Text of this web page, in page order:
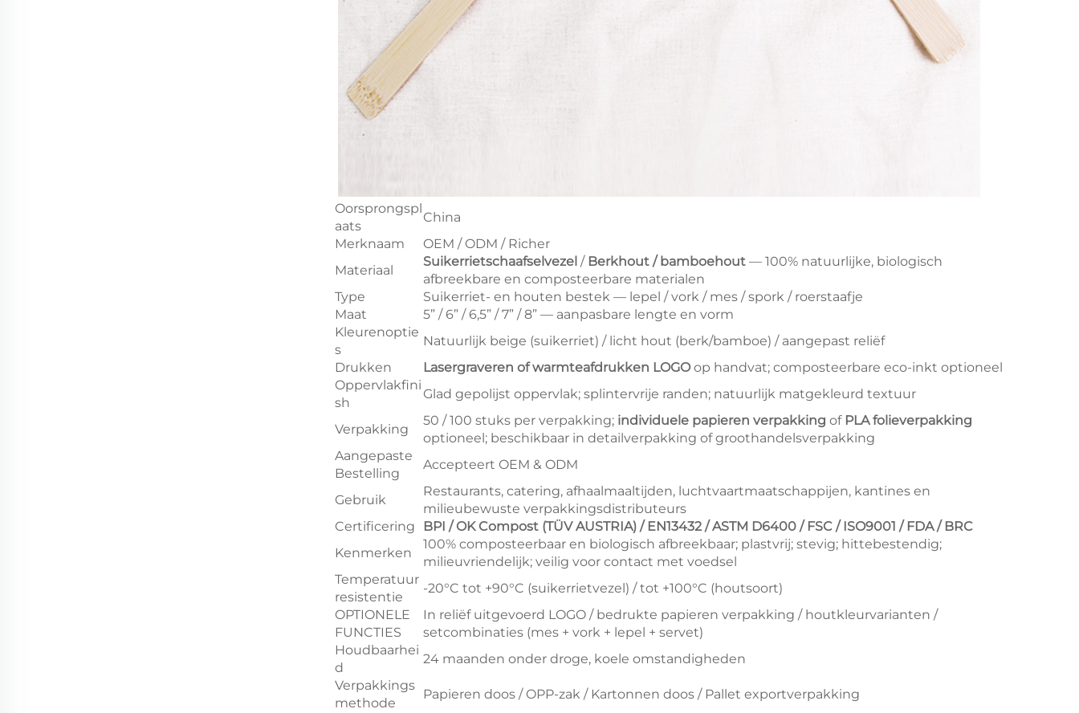
Oorsprongspl
aats
China
Merknaam
OEM / ODM / Richer
Materiaal
Suikerrietschaafselvezel / Berkhout / bamboehout — 100% natuurlijke, biologisch
afbreekbare en composteerbare materialen
Type
Suikerriet- en houten bestek — lepel / vork / mes / spork / roerstaafje
Maat
5” / 6” / 6,5” / 7” / 8” — aanpasbare lengte en vorm
Kleurenoptie
s
Natuurlijk beige (suikerriet) / licht hout (berk/bamboe) / aangepast reliëf
Drukken
Lasergraveren of warmteafdrukken LOGOop handvat; composteerbare eco-inkt optioneel
Oppervlakfini
sh
Glad gepolijst oppervlak; splintervrije randen; natuurlijk matgekleurd textuur
Verpakking
50 / 100 stuks per verpakking; individuele papieren verpakking of PLA folieverpakking
optioneel; beschikbaar in detailverpakking of groothandelsverpakking
Aangepaste
Bestelling
Accepteert OEM & ODM
Gebruik
Restaurants, catering, afhaalmaaltijden, luchtvaartmaatschappijen, kantines en
milieubewuste verpakkingsdistributeurs
Certificering
BPI / OK Compost (TÜV AUSTRIA) / EN13432 / ASTM D6400 / FSC / ISO9001 / FDA / BRC
Kenmerken
100% composteerbaar en biologisch afbreekbaar; plastvrij; stevig; hittebestendig;
milieuvriendelijk; veilig voor contact met voedsel
Temperatuur
resistentie
-20°C tot +90°C (suikerrietvezel) / tot +100°C (houtsoort)
OPTIONELE
FUNCTIES
In reliëf uitgevoerd LOGO / bedrukte papieren verpakking / houtkleurvarianten /
setcombinaties (mes + vork + lepel + servet)
Houdbaarhei
d
24 maanden onder droge, koele omstandigheden
Verpakkings
methode
Papieren doos / OPP-zak / Kartonnen doos / Pallet exportverpakking